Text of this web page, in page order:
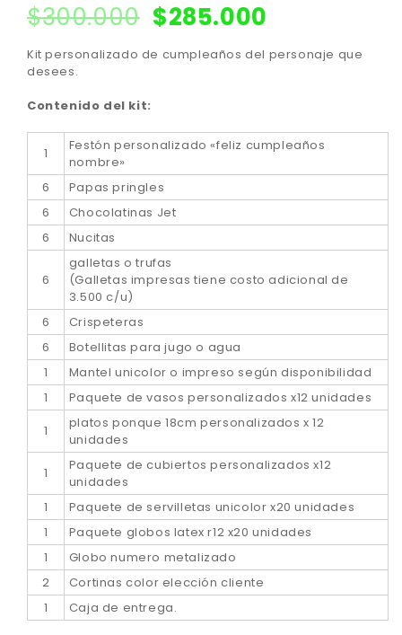
$300.000 $285.000
Kit personalizado de cumpleaños del personaje que
desees.
Contenido del kit:
1
Festón personalizado «feliz cumpleaños
nombre»
6
Papas pringles
6
Chocolatinas Jet
6
Nucitas
6
galletas o trufas
(Galletas impresas tiene costo adicional de
3.500 c/u)
6
Crispeteras
6
Botellitas para jugo o agua
1
Mantel unicolor o impreso según disponibilidad
1
Paquete de vasos personalizados x12 unidades
1
platos ponque 18cm personalizados x 12
unidades
1
Paquete de cubiertos personalizados x12
unidades
1
Paquete de servilletas unicolor x20 unidades
1
Paquete globos latex r12 x20 unidades
1
Globo numero metalizado
2
Cortinas color elección cliente
1
Caja de entrega.